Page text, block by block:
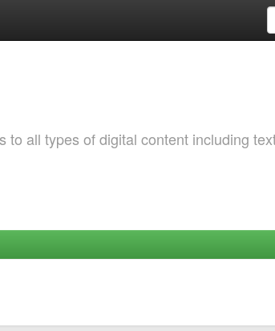
all types of digital content including